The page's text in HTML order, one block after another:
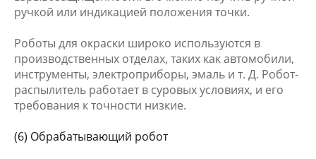
ручкой или индикацией положения точки.
Роботы для окраски широко используются в
производственных отделах, таких как автомобили,
инструменты, электроприборы, эмаль и т. Д. Робот-
распылитель работает в суровых условиях, и его
требования к точности низкие.
(6) Обрабатывающий робот